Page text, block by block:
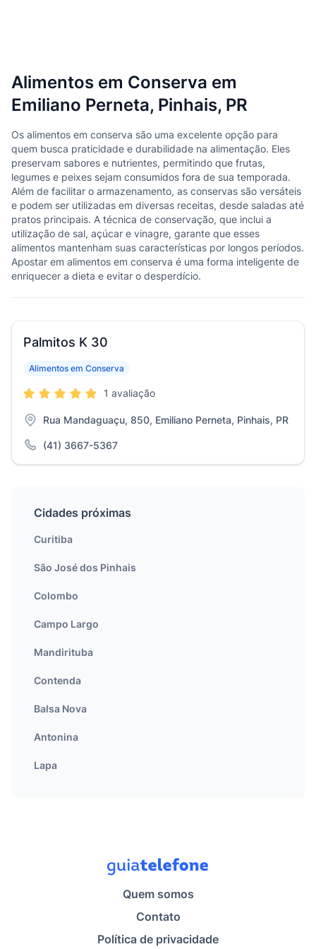
Alimentos em Conserva em
Emiliano Perneta, Pinhais, PR
Os alimentos em conserva são uma excelente opção para
quem busca praticidade e durabilidade na alimentação. Eles
preservam sabores e nutrientes, permitindo que frutas,
legumes e peixes sejam consumidos fora de sua temporada.
Além de facilitar o armazenamento, as conservas são versáteis
e podem ser utilizadas em diversas receitas, desde saladas até
pratos principais. A técnica de conservação, que inclui a
utilização de sal, açúcar e vinagre, garante que esses
alimentos mantenham suas características por longos períodos.
Apostar em alimentos em conserva é uma forma inteligente de
enriquecer a dieta e evitar o desperdício.
Palmitos K 30
Alimentos em Conserva
1 avaliação
Rua Mandaguaçu, 850, Emiliano Perneta, Pinhais, PR
(41) 3667-5367
Cidades próximas
Curitiba
São José dos Pinhais
Colombo
Campo Largo
Mandirituba
Contenda
Balsa Nova
Antonina
Lapa
Quem somos
Contato
Política de privacidade